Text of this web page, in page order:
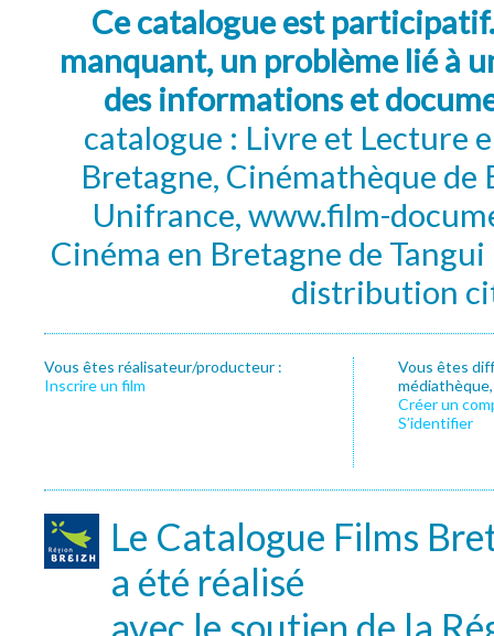
Ce catalogue est
manquant, un problème lié à
des informations et
catalogue : Livre et Lecture
Bretagne, Cinémathèque de
Unifrance, www.film-
Cinéma en Bretagne de
distribution
Vous êtes réalisateur/producteur :
Inscrire un film
Vous êtes
Créer un
S’identifier
Le Catalogue Films
a été réalisé
avec le soutien de la